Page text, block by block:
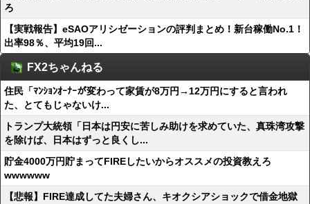
ろ
【実戦報告】eSAOアリシゼーションの評判まとめ！新台稼働No.1！
出率98％、平均19回...
FX2ちゃんねる
住民「ﾏﾝｼｮﾝｵｰﾅｰが変わって家賃が8万円→12万円にすると言われ
た、とてもじゃないけ...
トランプ大統領「日本は円安に苦しみ助けを求めていた、真珠湾攻撃
を除けば、日本はずっと良くし...
貯金4000万円貯まってFIREしたいからオススメの投資教えろ
wwwwww
【悲報】FIRE達成してた夫婦さん、キオクシアショックで借金地獄